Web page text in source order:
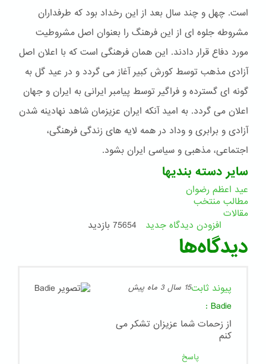
است. چهل و چند سال بعد از این رخداد بود که طرفداران
مشروطه جلوه ای از این فرهنگ را بعنوان اصل مشروطیت
مورد دفاع قرار دادند. این همان فرهنگی است که با اعلان اصل
آزادی مذهب توسط کورش کبیر آغاز می گردد و در عید گل به
گونه ای گسترده و فراگیر توسط پیامبر ایرانی به ایران و جهان
اعلان می گردد. به امید آنکه ایران عزیزمان شاهد نهادینه شدن
آزادی و برابری و وداد در همه لایه های زندگی فرهنگی،
اجتماعی، مذهبی و سیاسی ایران بشود.
سایر دسته بندیها
عید اعظم رضوان
مطالب منتخب
مقالات
افزودن دیدگاه جدید
75654 بازدید
دیدگاه‌ها
پیوند ثابت15 سال 3 ماه پیش
Badie
:
از زحمات شما عزیزان تشکر می
کنم
پاسخ